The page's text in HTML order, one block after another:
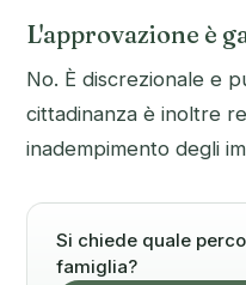
L'approvazione è
No. È discrezionale e
cittadinanza è inoltre
inadempimento degli
Si chiede quale
famiglia?